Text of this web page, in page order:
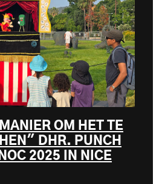
OM HET TE
DHR. PUNCH
2025 IN NICE